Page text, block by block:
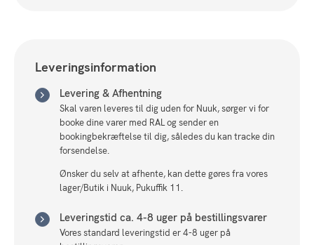
Leveringsinformation
Levering & Afhentning
Skal varen leveres til dig uden for Nuuk, sørger vi for
booke dine varer med RAL og sender en
bookingbekræftelse til dig, således du kan tracke din
forsendelse.
Ønsker du selv at afhente, kan dette gøres fra vores
lager/Butik i Nuuk, Pukuffik 11.
Leveringstid ca. 4-8 uger på bestillingsvarer
Vores standard leveringstid er 4-8 uger på